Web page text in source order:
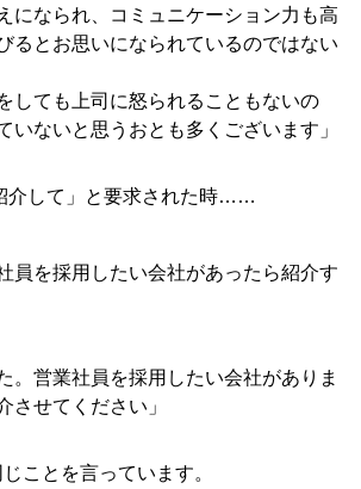
になられ、コミュニケーション力も高
るとお思いになられているのではない
しても上司に怒られることもないの
いないと思うおとも多くございます」
介して」と要求された時……
員を採用したい会社があったら紹介す
。営業社員を採用したい会社がありま
させてください」
ことを言っています。